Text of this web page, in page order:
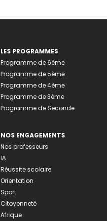
LES PROGRAMMES
Programme de 6ème
Programme de 5ème
Programme de 4ème
Programme de 3ème
Programme de Seconde
NOS ENGAGEMENTS
Nos professeurs
IA
Réussite scolaire
Orientation
Sport
Citoyenneté
Afrique